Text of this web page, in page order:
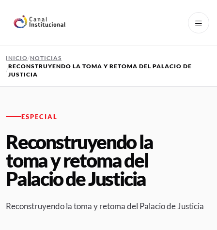
INICIO NOTICIAS
RECONSTRUYENDO LA TOMA Y RETOMA DEL PALACIO DE
JUSTICIA
ESPECIAL
Reconstruyendo la
toma y retoma del
Palacio de Justicia
Reconstruyendo la toma y retoma del Palacio de Justicia